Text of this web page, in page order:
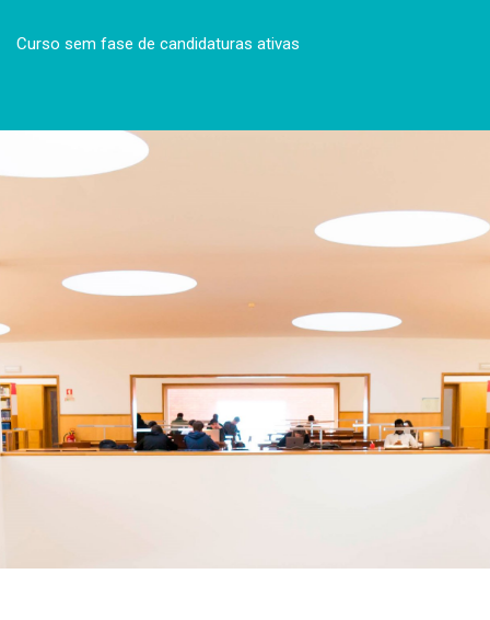
Curso sem fase de candidaturas ativas